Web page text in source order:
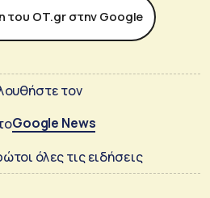
του ΟΤ.gr στην Google
τον
Google News
όλες τις ειδήσεις